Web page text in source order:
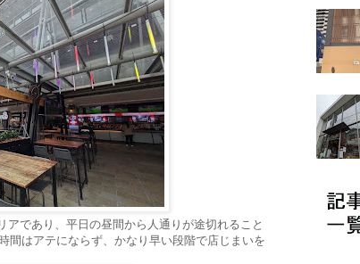
アであり、平日の昼間から人通りが途切れること
間はアテにならず、かなり早い段階で店じまいを